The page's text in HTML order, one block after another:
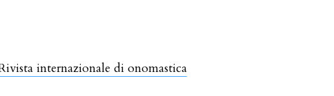
internazionale di onomastica